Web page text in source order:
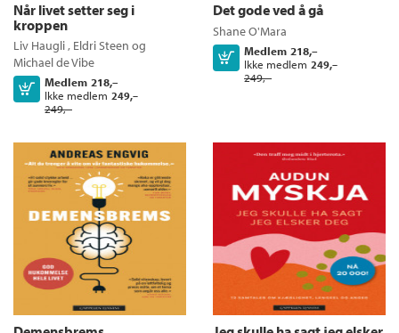
Når livet setter seg i
kroppen
Liv Haugli, Eldri Steen og
Michael de Vibe
Medlem 218,–
Ikke medlem 249,–
249,–
Kjøp
Det gode ved å gå
Shane O'Mara
Medlem 218,–
Ikke medlem 249,–
249,–
Kjøp